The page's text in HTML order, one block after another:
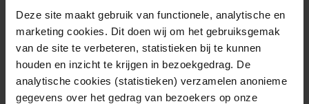
Deze site maakt gebruik van functionele, analytische en
marketing cookies. Dit doen wij om het gebruiksgemak
van de site te verbeteren, statistieken bij te kunnen
houden en inzicht te krijgen in bezoekgedrag. De
analytische cookies (statistieken) verzamelen anonieme
gegevens over het gedrag van bezoekers op onze